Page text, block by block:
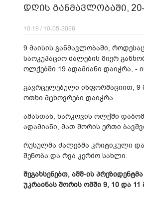
დღის განმავლობაში,
10:19 / 10-05-2026
9 მაისის განმავლობაში,
საოკუპაციო ძალების მიერ
ოლქებში 19 ადამიანი დაიჭრა, -
გავრცელებული ინფორმაციით, 9
ოთხი მცხოვრები დაიჭრა.
ამასთან, ხარკოვის ოლქში
ადამიანი, მათ შორის ერთი
რუსულმა ძალებმა კრიტიკული
შენობა და რვა კერძო სახლი.
შეგახსენებთ, აშშ-ის
უკრაინას შორის ომში 9, 10 და